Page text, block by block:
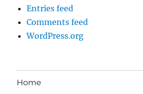
Entries feed
Comments feed
WordPress.org
Home